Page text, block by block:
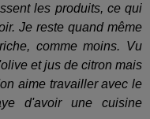
les produits, ce qui
Je reste quand même
comme moins. Vu
et jus de citron mais
aime travailler avec le
d'avoir une cuisine